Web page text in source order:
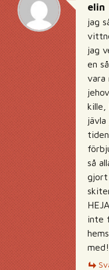
elin
jag
jag
en
vara
kille,
så
gjort
inte
med!